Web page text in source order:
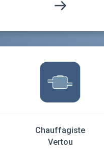
Chauffagiste
Vertou